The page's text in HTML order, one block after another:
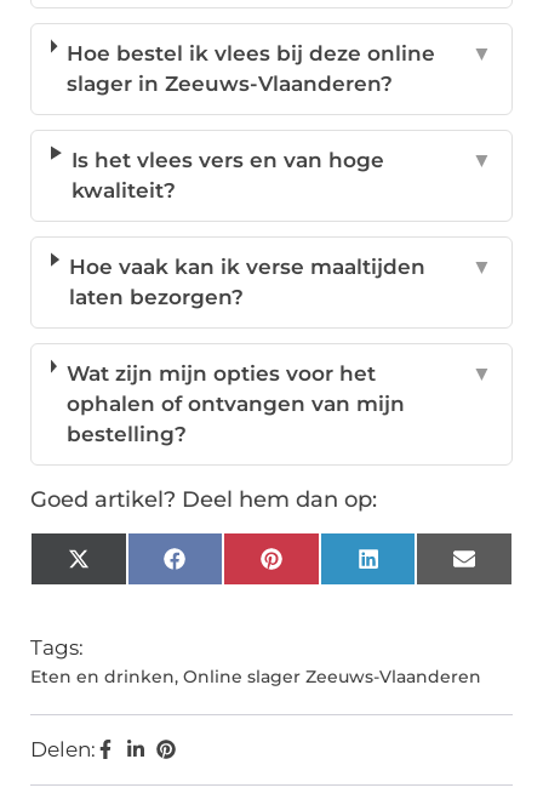
Hoe bestel ik vlees bij deze online
slager in Zeeuws-Vlaanderen?
▼
Is het vlees vers en van hoge
kwaliteit?
▼
Hoe vaak kan ik verse maaltijden
laten bezorgen?
▼
Wat zijn mijn opties voor het
ophalen of ontvangen van mijn
bestelling?
▼
Goed artikel? Deel hem dan op:
X
(Twitter)
FacebookPinterestLinkedInEmail
Tags:
Eten en drinken, Online slager Zeeuws-Vlaanderen
Delen: